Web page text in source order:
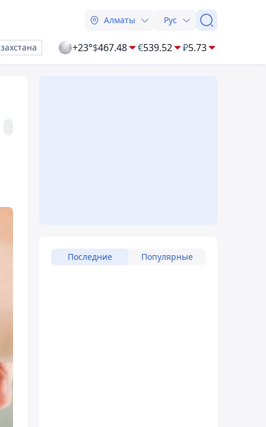
Алматы Рус
+23°$467.48 €539.52 ₽5.73
Последние Популярные